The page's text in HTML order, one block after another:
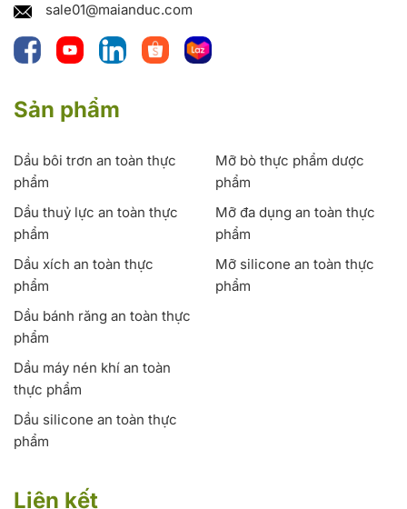
sale01@maianduc.com
Sản phẩm
Dầu bôi trơn an toàn thực
phẩm
Mỡ bò thực phẩm dược
phẩm
Dầu thuỷ lực an toàn thực
phẩm
Mỡ đa dụng an toàn thực
phẩm
Dầu xích an toàn thực
phẩm
Mỡ silicone an toàn thực
phẩm
Dầu bánh răng an toàn thực
phẩm
Dầu máy nén khí an toàn
thực phẩm
Dầu silicone an toàn thực
phẩm
Liên kết